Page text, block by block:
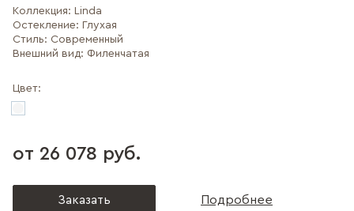
Коллекция: Linda
Остекление: Глухая
Стиль: Современный
Внешний вид: Филенчатая
Цвет:
от 26 078 руб.
Заказать Подробнее